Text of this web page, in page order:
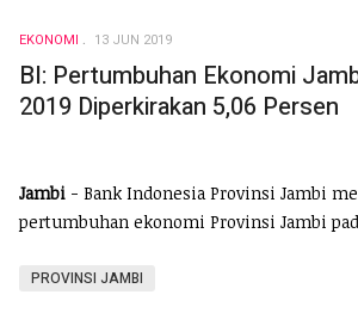
EKONOMI 13 JUN 2019
BI: Pertumbuhan Ekonomi
2019 Diperkirakan 5,06 Persen
Jambi - Bank Indonesia Provinsi Jambi
pertumbuhan ekonomi Provinsi Jambi
PROVINSI JAMBI